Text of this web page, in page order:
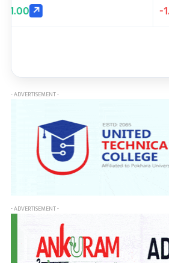
-1.69%
- ADVERTISEMENT -
- ADVERTISEMENT -